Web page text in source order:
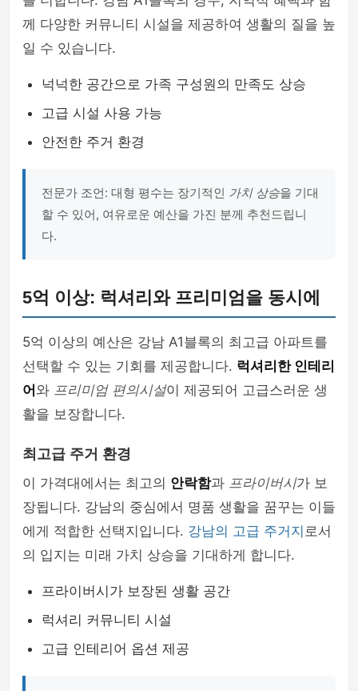
께 다양한 커뮤니티 시설을 제공하여 생활의 질을 높
일 수 있습니다.
넉넉한 공간으로 가족 구성원의 만족도 상승
고급 시설 사용 가능
안전한 주거 환경
전문가 조언: 대형 평수는 장기적인 가치 상승을 기대
할 수 있어, 여유로운 예산을 가진 분께 추천드립니
다.
5억 이상: 럭셔리와 프리미엄을 동시에
5억 이상의 예산은 강남 A1블록의 최고급 아파트를
선택할 수 있는 기회를 제공합니다. 럭셔리한 인테리
어 와 프리미엄 편의시설이 제공되어 고급스러운 생
활을 보장합니다.
최고급 주거 환경
이 가격대에서는 최고의 안락함과 프라이버시가 보
장됩니다. 강남의 중심에서 명품 생활을 꿈꾸는 이들
에게 적합한 선택지입니다. 강남의 고급 주거지 로서
의 입지는 미래 가치 상승을 기대하게 합니다.
프라이버시가 보장된 생활 공간
럭셔리 커뮤니티 시설
고급 인테리어 옵션 제공